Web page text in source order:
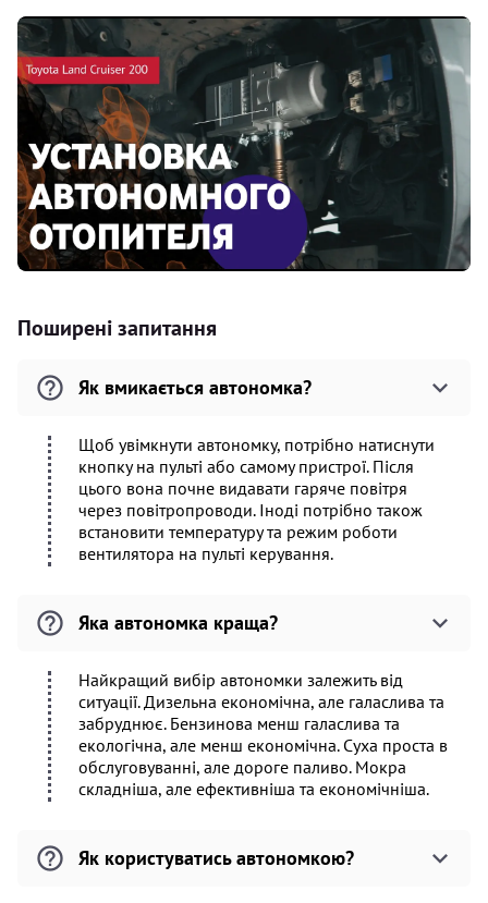
Поширені запитання
Як вмикається автономка?
Щоб увімкнути автономку, потрібно натиснути
кнопку на пульті або самому пристрої. Після
цього вона почне видавати гаряче повітря
через повітропроводи. Іноді потрібно також
встановити температуру та режим роботи
вентилятора на пульті керування.
Яка автономка краща?
Найкращий вибір автономки залежить від
ситуації. Дизельна економічна, але галаслива та
забруднює. Бензинова менш галаслива та
екологічна, але менш економічна. Суха проста в
обслуговуванні, але дороге паливо. Мокра
складніша, але ефективніша та економічніша.
Як користуватись автономкою?